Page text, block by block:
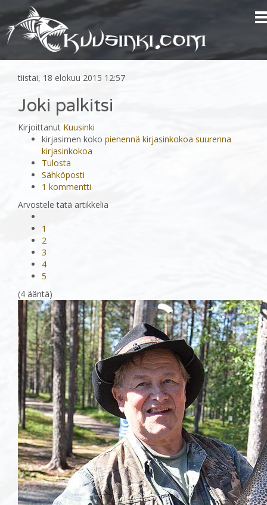
tiistai, 18 elokuu 2015 12:57
Joki palkitsi
Kirjoittanut Kuusinki
kirjasimen koko pienennä kirjasinkokoa suurenna
kirjasinkokoa
Tulosta
Sähköposti
1 kommentti
Arvostele tätä artikkelia
1
2
3
4
5
(4 ääntä)